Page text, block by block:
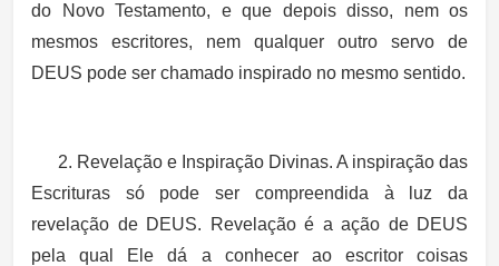
do Novo Testamento, e que depois disso, nem os
mesmos escritores, nem qualquer outro servo de
DEUS pode ser chamado inspirado no mesmo sentido.
2. Revelação e Inspiração Divinas. A inspiração das
Escrituras só pode ser compreendida à luz da
revelação de DEUS. Revelação é a ação de DEUS
pela qual Ele dá a conhecer ao escritor coisas